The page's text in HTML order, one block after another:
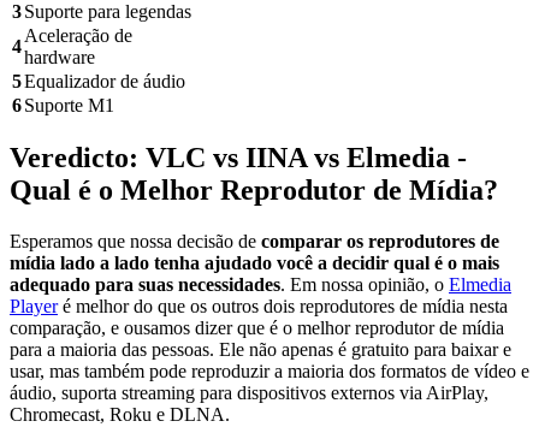
3 Suporte para legendas
4
Aceleração de
hardware
5Equalizador de áudio
6 Suporte M1
Veredicto: VLC vs IINA vs Elmedia -
Qual é o Melhor Reprodutor de Mídia?
Esperamos que nossa decisão de comparar os reprodutores de
mídia lado a lado tenha ajudado você a decidir qual é o mais
adequado para suas necessidades. Em nossa opinião, o Elmedia
Playeré melhor do que os outros dois reprodutores de mídia nesta
comparação, e ousamos dizer que é o melhor reprodutor de mídia
para a maioria das pessoas. Ele não apenas é gratuito para baixar e
usar, mas também pode reproduzir a maioria dos formatos de vídeo e
áudio, suporta streaming para dispositivos externos via AirPlay,
Chromecast, Roku e DLNA.